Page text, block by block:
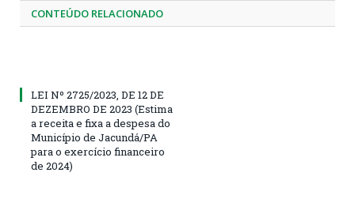
CONTEÚDO RELACIONADO
LEI Nº 2725/2023, DE 12 DE
DEZEMBRO DE 2023 (Estima
a receita e fixa a despesa do
Município de Jacundá/PA
para o exercício financeiro
de 2024)